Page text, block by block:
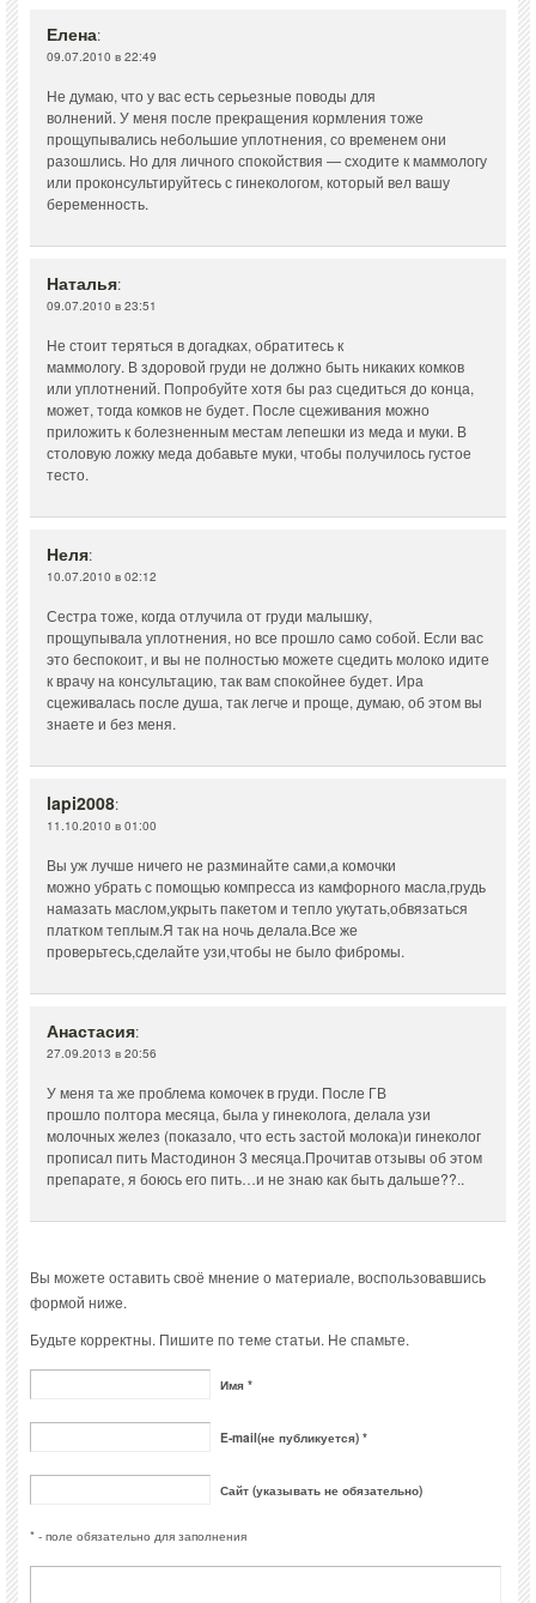
Елена:
09.07.2010 в 22:49
Не думаю, что у вас есть серьезные поводы для
волнений. У меня после прекращения кормления тоже
прощупывались небольшие уплотнения, со временем они
разошлись. Но для личного спокойствия — сходите к маммологу
или проконсультируйтесь с гинекологом, который вел вашу
беременность.
Наталья:
09.07.2010 в 23:51
Не стоит теряться в догадках, обратитесь к
маммологу. В здоровой груди не должно быть никаких комков
или уплотнений. Попробуйте хотя бы раз сцедиться до конца,
может, тогда комков не будет. После сцеживания можно
приложить к болезненным местам лепешки из меда и муки. В
столовую ложку меда добавьте муки, чтобы получилось густое
тесто.
Неля:
10.07.2010 в 02:12
Сестра тоже, когда отлучила от груди малышку,
прощупывала уплотнения, но все прошло само собой. Если вас
это беспокоит, и вы не полностью можете сцедить молоко идите
к врачу на консультацию, так вам спокойнее будет. Ира
сцеживалась после душа, так легче и проще, думаю, об этом вы
знаете и без меня.
lapi2008:
11.10.2010 в 01:00
Вы уж лучше ничего не разминайте сами,а комочки
можно убрать с помощью компресса из камфорного масла,грудь
намазать маслом,укрыть пакетом и тепло укутать,обвязаться
платком теплым.Я так на ночь делала.Все же
проверьтесь,сделайте узи,чтобы не было фибромы.
Анастасия:
27.09.2013 в 20:56
У меня та же проблема комочек в груди. После ГВ
прошло полтора месяца, была у гинеколога, делала узи
молочных желез (показало, что есть застой молока)и гинеколог
прописал пить Мастодинон 3 месяца.Прочитав отзывы об этом
препарате, я боюсь его пить…и не знаю как быть дальше??..
Вы можете оставить своё мнение о материале, воспользовавшись
формой ниже.
Будьте корректны. Пишите по теме статьи. Не спамьте.
Имя *
E-mail(не публикуется) *
Сайт (указывать не обязательно)
* - поле обязательно для заполнения